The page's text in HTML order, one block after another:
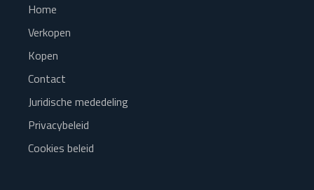
Home
Verkopen
Kopen
Contact
Juridische mededeling
Privacybeleid
Cookies beleid